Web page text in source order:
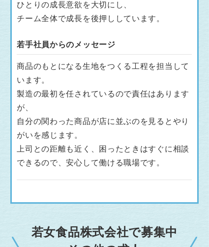
ひとりの成長意欲を大切にし、
チーム全体で成長を後押ししています。
若手社員からのメッセージ
商品のもとになる生地をつくる工程を担当して
います。
製造の最初を任されているので責任はあります
が、
自分の関わった商品が店に並ぶのを見るとやり
がいを感じます。
上司との距離も近く、困ったときはすぐに相談
できるので、安心して働ける職場です。
若女食品株式会社で募集中